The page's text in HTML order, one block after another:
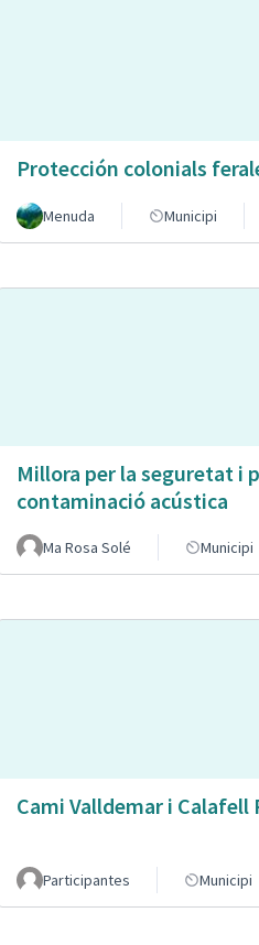
Protección colonials
Menuda Municipi
Millora per la seguretat i
contaminació acústica
Ma Rosa Solé Municipi
Cami Valldemar i Calafell
Participantes Municipi